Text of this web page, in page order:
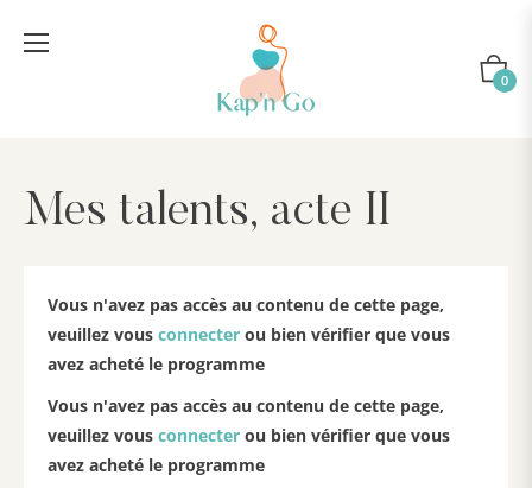
Panier
0
Mes talents, acte II
Vous n'avez pas accès au contenu de cette page,
veuillez vous connecter ou bien vérifier que vous
avez acheté le programme
Vous n'avez pas accès au contenu de cette page,
veuillez vous connecter ou bien vérifier que vous
avez acheté le programme